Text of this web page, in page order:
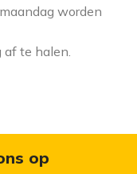
worden
te halen.
op